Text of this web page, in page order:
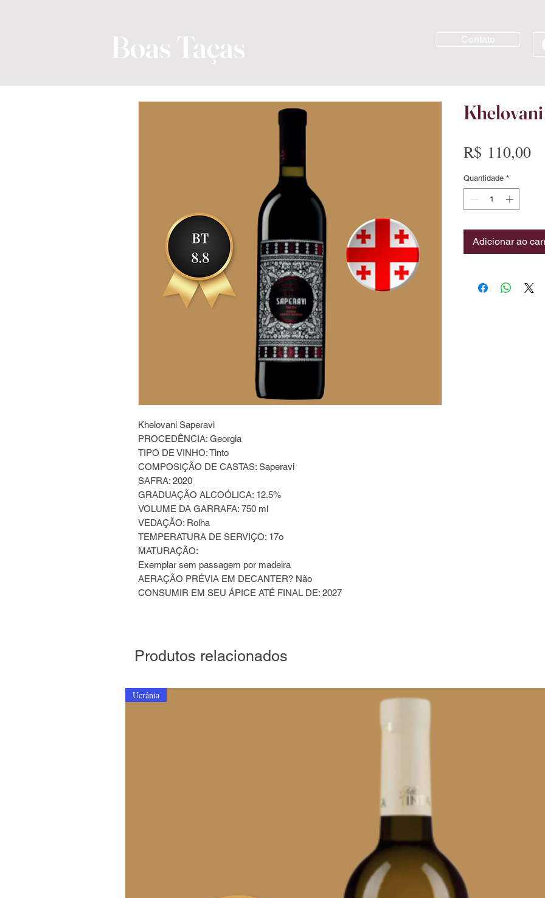
Boas Taças Contato
Khelovani Saperavi
PROCEDÊNCIA: Georgia
TIPO DE VINHO: Tinto
COMPOSIÇÃO DE CASTAS: Saperavi
SAFRA: 2020
GRADUAÇÃO ALCOÓLICA: 12.5%
VOLUME DA GARRAFA: 750 ml
VEDAÇÃO: Rolha
TEMPERATURA DE SERVIÇO: 17o
MATURAÇÃO:
Exemplar sem passagem por madeira
AERAÇÃO PRÉVIA EM DECANTER? Não
CONSUMIR EM SEU ÁPICE ATÉ FINAL DE: 2027
R$ 110,00
Quantidade *
Adicionar ao
Produtos relacionados
Ucrânia